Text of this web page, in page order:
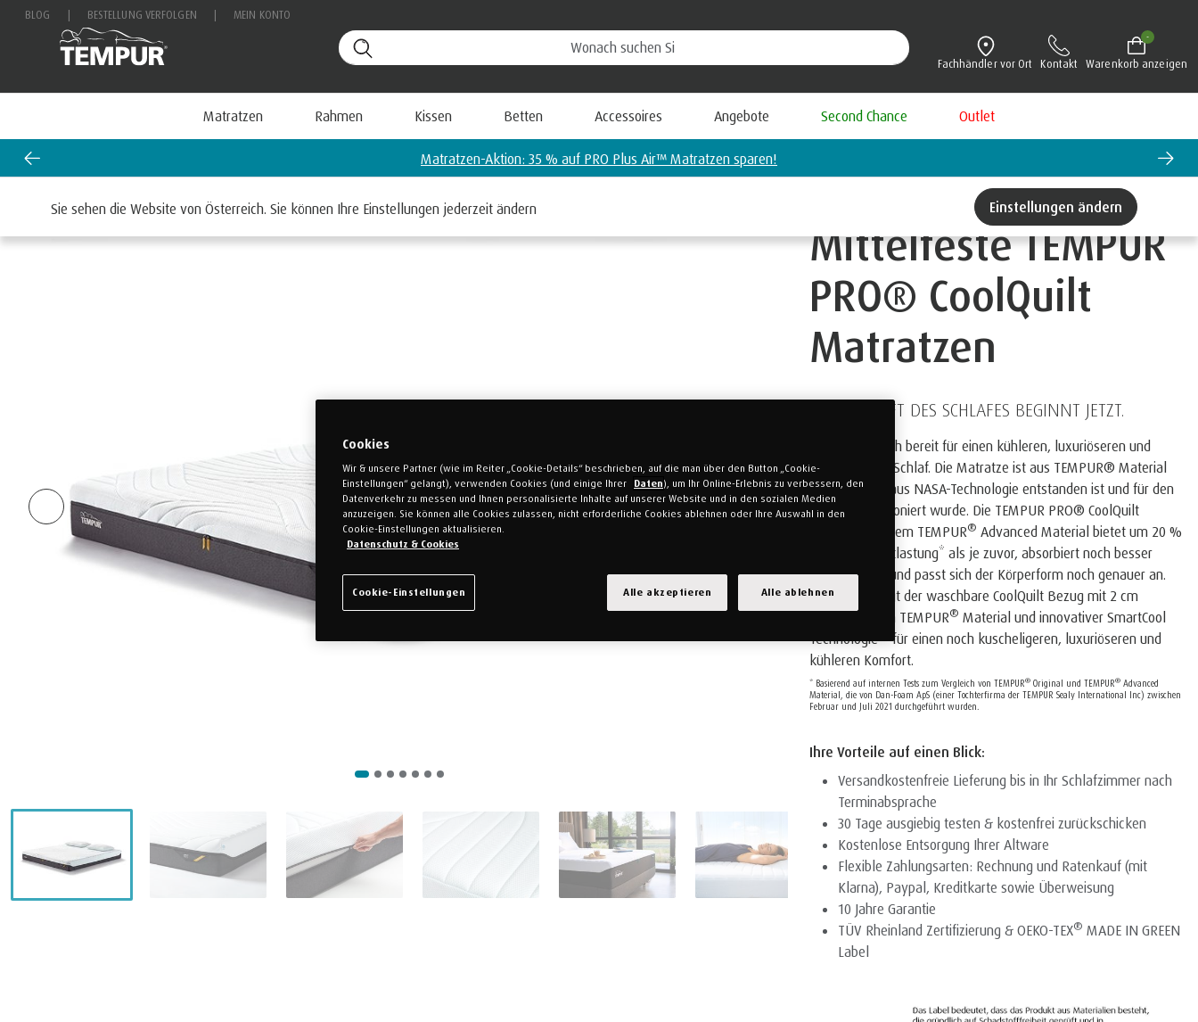
BLOG BESTELLUNG VERFOLGEN MEIN KONTO
Fachhändler vor Ort Kontakt Warenkorb anzeigen
-
Matratzen Rahmen Kissen Betten Accessoires Angebote Second Chance Outlet
Matratzen-Aktion: 35 % auf PRO Plus Air™ Matratzen sparen!
Sie sehen die Website von Österreich. Sie können Ihre Einstellungen jederzeit ändern Einstellungen ändern
Mittelfeste TEMPUR
PRO® CoolQuilt
Matratzen
DIE ZUKUNFT DES SCHLAFES BEGINNT JETZT.
Machen Sie sich bereit für einen kühleren, luxuriöseren und
erholsameren Schlaf. Die Matratze ist aus TEMPUR® Material
gefertigt, das aus NASA-Technologie entstanden ist und für den
Schlaf perfektioniert wurde. Die TEMPUR PRO® CoolQuilt
Matratze mit dem TEMPUR® Advanced Material bietet um 20 %
mehr Druckentlastung* als je zuvor, absorbiert noch besser
Bewegungen und passt sich der Körperform noch genauer an.
Zusätzlich sorgt der waschbare CoolQuilt Bezug mit 2 cm
eingestepptem TEMPUR® Material und innovativer SmartCool
Technologie™ für einen noch kuscheligeren, luxuriöseren und
kühleren Komfort.
* Basierend auf internen Tests zum Vergleich von TEMPUR® Original und TEMPUR® Advanced
Material, die von Dan-Foam ApS (einer Tochterfirma der TEMPUR Sealy International Inc) zwischen
Februar und Juli 2021 durchgeführt wurden.
Ihre Vorteile auf einen Blick:
Versandkostenfreie Lieferung bis in Ihr Schlafzimmer nach
Terminabsprache
30 Tage ausgiebig testen & kostenfrei zurückschicken
Kostenlose Entsorgung Ihrer Altware
Flexible Zahlungsarten: Rechnung und Ratenkauf (mit
Klarna), Paypal, Kreditkarte sowie Überweisung
10 Jahre Garantie
TÜV Rheinland Zertifizierung & OEKO-TEX® MADE IN GREEN
Label
Cookies
Wir & unsere Partner (wie im Reiter „Cookie-Details“ beschrieben, auf die man über den Button „Cookie-
Einstellungen“ gelangt), verwenden Cookies (und einige Ihrer
Daten), um Ihr Online-Erlebnis zu verbessern, den
Datenverkehr zu messen und Ihnen personalisierte Inhalte auf unserer Website und in den sozialen Medien
anzuzeigen. Sie können alle Cookies zulassen, nicht erforderliche Cookies ablehnen oder Ihre Auswahl in den
Cookie-Einstellungen aktualisieren.
Datenschutz & Cookies
Cookie-Einstellungen Alle ablehnen
Alle akzeptieren